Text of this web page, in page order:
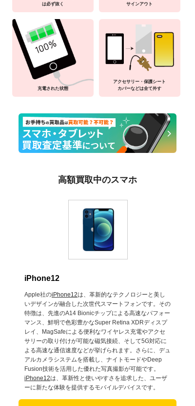
は必ず抜く
サインアウト
充電された状態
アクセサリー・保護シート
カバーなどは全て外す
高額買取中のスマホ
iPhone12
Apple社のiPhone12は、革新的なテクノロジーと美し
いデザインが融合した次世代スマートフォンです。その
特徴は、先進のA14 Bionicチップによる高速なパフォー
マンス、鮮明で色彩豊かなSuper Retina XDRディスプ
レイ、MagSafeによる便利なワイヤレス充電やアクセ
サリーの取り付けが可能な磁気接続、そして5G対応に
よる高速な通信速度などが挙げられます。さらに、デュ
アルカメラシステムを搭載し、ナイトモードやDeep
Fusion技術を活用した優れた写真撮影が可能です。
iPhone12は、革新性と使いやすさを追求した、ユーザ
ーに新たな体験を提供するモバイルデバイスです。